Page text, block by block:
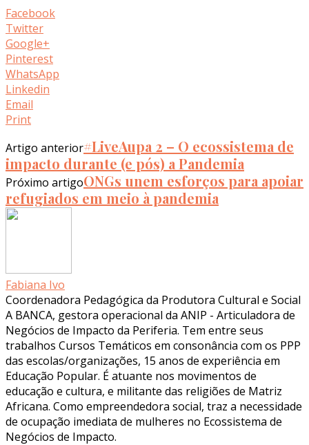
Facebook
Twitter
Google+
Pinterest
WhatsApp
Linkedin
Email
Print
Artigo anterior#LiveAupa 2 – O ecossistema de
impacto durante (e pós) a Pandemia
Próximo artigoONGs unem esforços para apoiar
refugiados em meio à pandemia
Fabiana Ivo
Coordenadora Pedagógica da Produtora Cultural e Social
A BANCA, gestora operacional da ANIP - Articuladora de
Negócios de Impacto da Periferia. Tem entre seus
trabalhos Cursos Temáticos em consonância com os PPP
das escolas/organizações, 15 anos de experiência em
Educação Popular. É atuante nos movimentos de
educação e cultura, e militante das religiões de Matriz
Africana. Como empreendedora social, traz a necessidade
de ocupação imediata de mulheres no Ecossistema de
Negócios de Impacto.